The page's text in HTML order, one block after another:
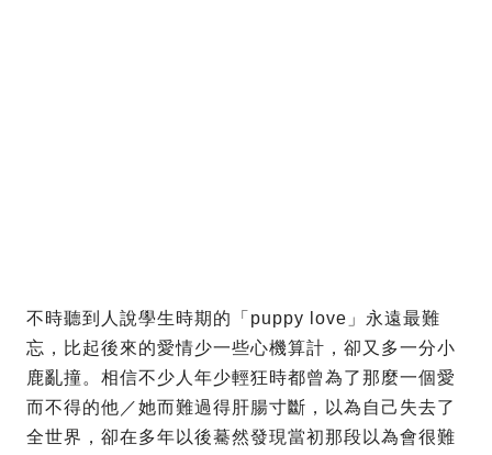
不時聽到人說學生時期的「puppy love」永遠最難
忘，比起後來的愛情少一些心機算計，卻又多一分小
鹿亂撞。相信不少人年少輕狂時都曾為了那麼一個愛
而不得的他／她而難過得肝腸寸斷，以為自己失去了
全世界，卻在多年以後驀然發現當初那段以為會很難